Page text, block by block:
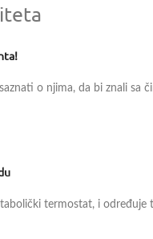
o njima, da bi znali sa
termostat, i određuje